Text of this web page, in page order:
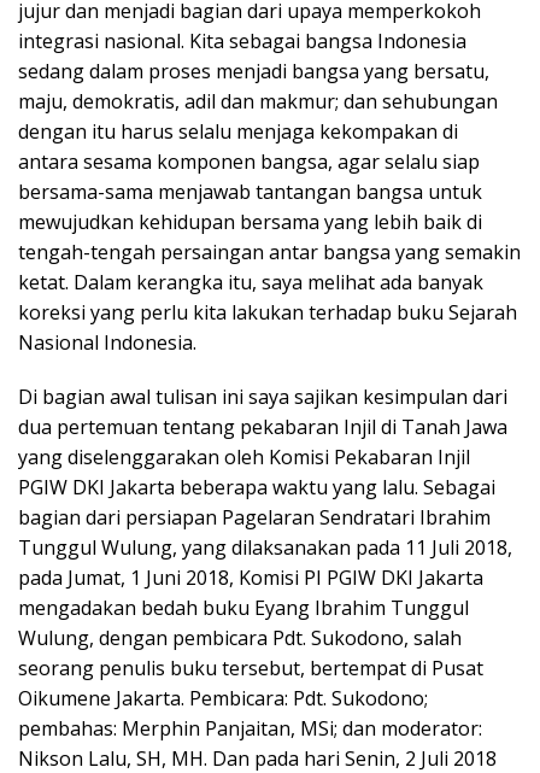
jujur dan menjadi bagian dari upaya memperkokoh
integrasi nasional. Kita sebagai bangsa Indonesia
sedang dalam proses menjadi bangsa yang bersatu,
maju, demokratis, adil dan makmur; dan sehubungan
dengan itu harus selalu menjaga kekompakan di
antara sesama komponen bangsa, agar selalu siap
bersama-sama menjawab tantangan bangsa untuk
mewujudkan kehidupan bersama yang lebih baik di
tengah-tengah persaingan antar bangsa yang semakin
ketat. Dalam kerangka itu, saya melihat ada banyak
koreksi yang perlu kita lakukan terhadap buku Sejarah
Nasional Indonesia.
Di bagian awal tulisan ini saya sajikan kesimpulan dari
dua pertemuan tentang pekabaran Injil di Tanah Jawa
yang diselenggarakan oleh Komisi Pekabaran Injil
PGIW DKI Jakarta beberapa waktu yang lalu. Sebagai
bagian dari persiapan Pagelaran Sendratari Ibrahim
Tunggul Wulung, yang dilaksanakan pada 11 Juli 2018,
pada Jumat, 1 Juni 2018, Komisi PI PGIW DKI Jakarta
mengadakan bedah buku Eyang Ibrahim Tunggul
Wulung, dengan pembicara Pdt. Sukodono, salah
seorang penulis buku tersebut, bertempat di Pusat
Oikumene Jakarta. Pembicara: Pdt. Sukodono;
pembahas: Merphin Panjaitan, MSi; dan moderator:
Nikson Lalu, SH, MH. Dan pada hari Senin, 2 Juli 2018